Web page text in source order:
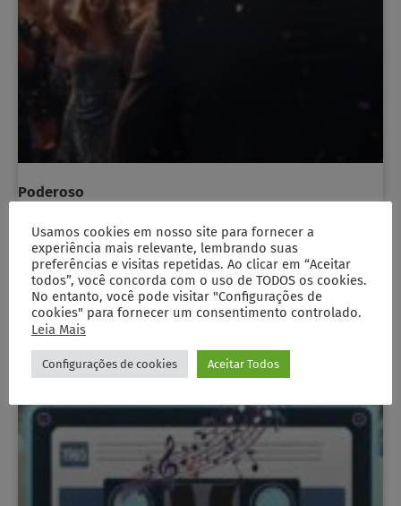
Poderoso
18/01/2026
Usamos cookies em nosso site para fornecer a
experiência mais relevante, lembrando suas
preferências e visitas repetidas. Ao clicar em “Aceitar
todos”, você concorda com o uso de TODOS os cookies.
No entanto, você pode visitar "Configurações de
cookies" para fornecer um consentimento controlado.
Leia Mais
Configurações de cookies Aceitar Todos